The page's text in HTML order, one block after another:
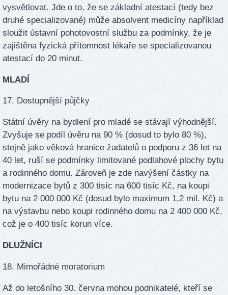
vysvětlovat. Jde o to, že se základní atestací (tedy bez
druhé specializované) může absolvent medicíny například
sloužit ústavní pohotovostní službu za podmínky, že je
zajištěna fyzická přítomnost lékaře se specializovanou
atestací do 20 minut.
MLADÍ
17. Dostupnější půjčky
Státní úvěry na bydlení pro mladé se stávají výhodnější.
Zvyšuje se podíl úvěru na 90 % (dosud to bylo 80 %),
stejně jako věková hranice žadatelů o podporu z 36 let na
40 let, ruší se podmínky limitované podlahové plochy bytu
a rodinného domu. Zároveň je zde navýšení částky na
modernizace bytů z 300 tisíc na 600 tisíc Kč, na koupi
bytu na 2 000 000 Kč (dosud bylo maximum 1,2 mil. Kč) a
na výstavbu nebo koupi rodinného domu na 2 400 000 Kč,
což je o 400 tisíc korun více.
DLUŽNÍCI
18. Mimořádné moratorium
Až do letošního 30. června mohou podnikatelé, kteří se